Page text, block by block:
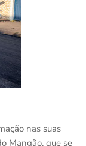
nas suas
Mangão, que se